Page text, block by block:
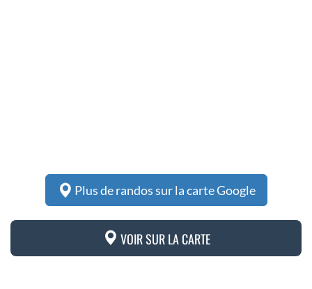
Plus de randos sur la carte Google
VOIR SUR LA CARTE